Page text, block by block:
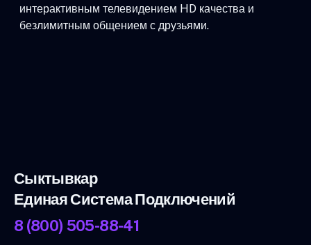
интерактивным телевидением HD качества и
безлимитным общением с друзьями.
Сыктывкар
Единая Система Подключений
8 (800) 505-88-41